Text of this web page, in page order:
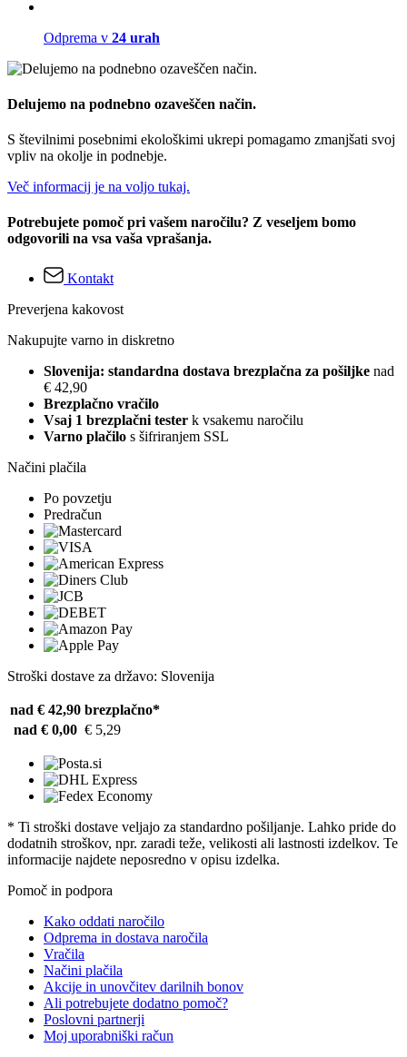
Odprema v 24 urah
Delujemo na podnebno ozaveščen način.
S številnimi posebnimi ekološkimi ukrepi pomagamo zmanjšati svoj
vpliv na okolje in podnebje.
Več informacij je na voljo tukaj.
Potrebujete pomoč pri vašem naročilu? Z veseljem bomo
odgovorili na vsa vaša vprašanja.
Kontakt
Preverjena kakovost
Nakupujte varno in diskretno
Slovenija: standardna dostava brezplačna za pošiljke nad
€ 42,90
Brezplačno vračilo
Vsaj 1 brezplačni tester k vsakemu naročilu
Varno plačilo s šifriranjem SSL
Načini plačila
Po povzetju
Predračun
Stroški dostave za državo: Slovenija
nad € 42,90 brezplačno*
nad € 0,00 € 5,29
* Ti stroški dostave veljajo za standardno pošiljanje. Lahko pride do
dodatnih stroškov, npr. zaradi teže, velikosti ali lastnosti izdelkov. Te
informacije najdete neposredno v opisu izdelka.
Pomoč in podpora
Kako oddati naročilo
Odprema in dostava naročila
Vračila
Načini plačila
Akcije in unovčitev darilnih bonov
Ali potrebujete dodatno pomoč?
Poslovni partnerji
Moj uporabniški račun